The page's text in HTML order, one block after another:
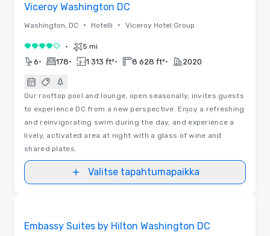
Viceroy Washington DC
Washington, DC • Hotelli • Viceroy Hotel Group
4 / 5 • 5 mi
6• 178• 1 313 ft²• 8 628 ft²• 2020
Our rooftop pool and lounge, open seasonally, invites guests
to experience DC from a new perspective. Enjoy a refreshing
and reinvigorating swim during the day, and experience a
lively, activated area at night with a glass of wine and
shared plates.
Valitse tapahtumapaikka
Embassy Suites by Hilton Washington DC